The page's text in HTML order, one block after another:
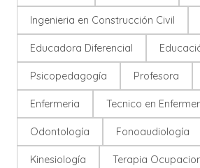
Ingenieria en Construcción Civil
Educadora Diferencial
Psicopedagogía Profesora
Enfermeria Tecnico en
Odontología Fonoaudiología
Kinesiología Terapia